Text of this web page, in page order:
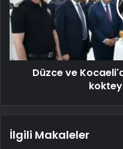
Düzce ve
İlgili Makaleler